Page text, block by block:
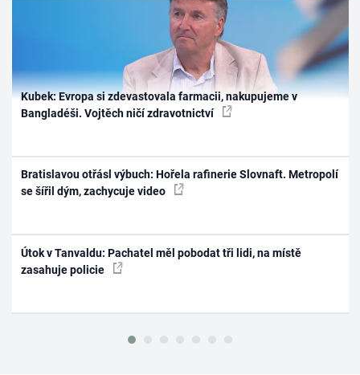
Kubek: Evropa si zdevastovala farmacii, nakupujeme v
Bangladéši. Vojtěch ničí zdravotnictví
Bratislavou otřásl výbuch: Hořela rafinerie Slovnaft. Metropolí
se šířil dým, zachycuje video
Útok v Tanvaldu: Pachatel měl pobodat tři lidi, na místě
zasahuje policie